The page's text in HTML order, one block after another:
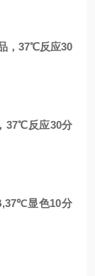
，37℃反应30
37℃反应30分
显色10分